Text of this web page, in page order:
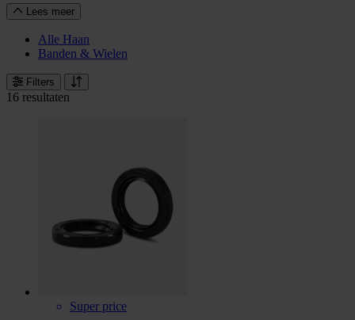
Lees meer
Alle Haan
Banden & Wielen
Filters
16 resultaten
Super price